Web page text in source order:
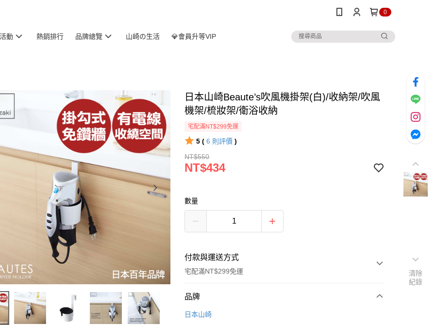
0
動 熱銷排行 品牌總覽 山崎の生活 💎會員升等VIP
日本山崎Beaute’s吹風機掛架(白)/收納架/吹風
機架/梳妝架/衛浴收納
宅配滿NT$299免運
5 ( 6 則評價 )
NT$550
NT$434
數量
付款與運送方式
宅配滿NT$299免運
付款方式
信用卡一次付款
品牌
日本山崎
清除
紀錄